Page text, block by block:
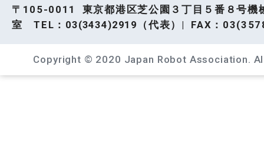
〒105-0011 東京都港区芝公園３丁目５番８号機
室 TEL： 03(3434)2919 （代表）| FAX：
Copyright © 2020 Japan Robot Association.